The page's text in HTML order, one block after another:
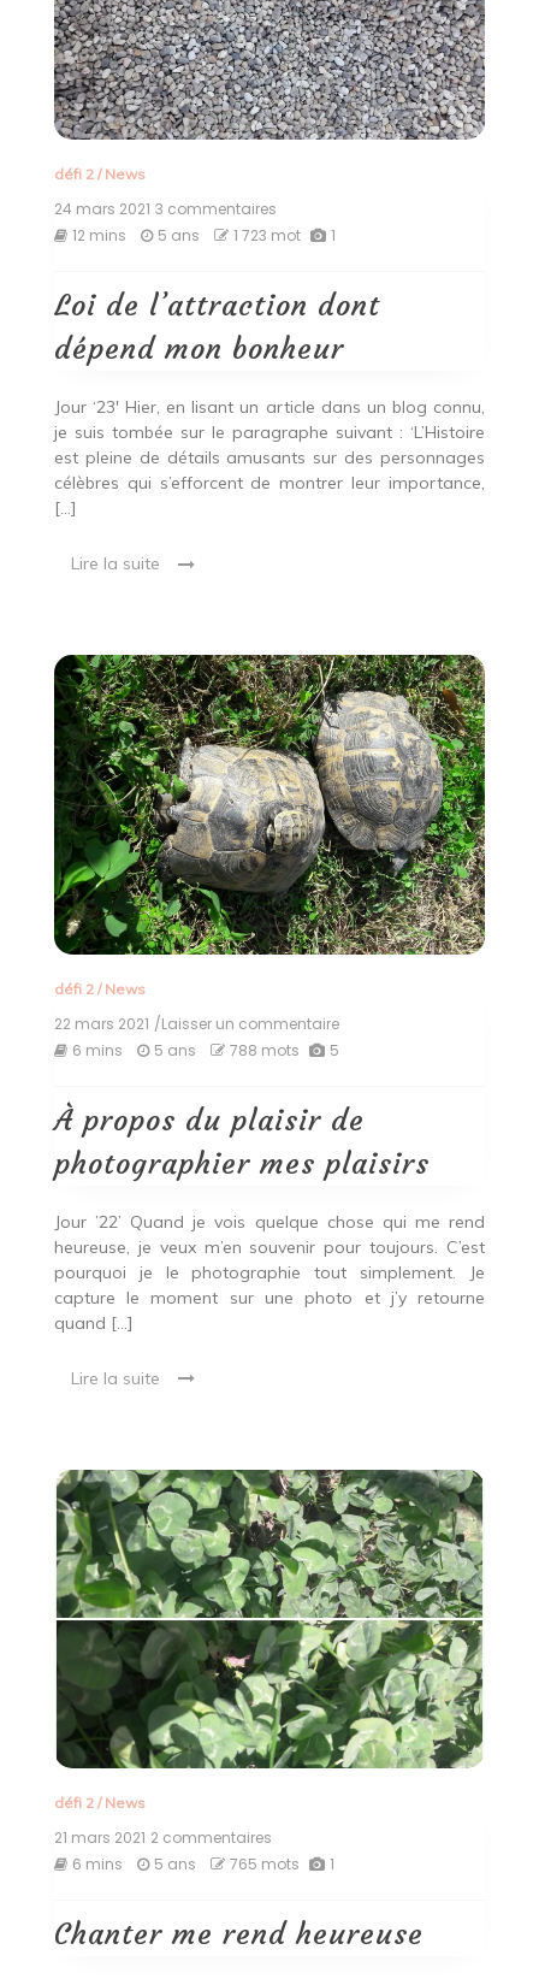
défi 2/ News
24 mars 2021 3 commentaires
Loi
dépend
mon
bonheur
12 mins 5 ans 1 723 mot 1
Loi de l’attraction dont
dépend mon bonheur
Jour ‘23′ Hier, en lisant un article dans un blog connu,
je suis tombée sur le paragraphe suivant : ‘L’Histoire
est pleine de détails amusants sur des personnages
célèbres qui s’efforcent de montrer leur importance,
[…]
Lire la suite
défi 2/ News
22 mars 2021 /Laisser un commentaireon
plaisir
de
photographier
mes
6 mins 5 ans 788 mots 5
À propos du plaisir de
photographier mes plaisirs
Jour ’22’ Quand je vois quelque chose qui me rend
heureuse, je veux m’en souvenir pour toujours. C’est
pourquoi je le photographie tout simplement. Je
capture le moment sur une photo et j’y retourne
quand […]
Lire la suite
défi 2/ News
21 mars 2021 2 commentaires
Chanter
heureuse
6 mins 5 ans 765 mots 1
Chanter me rend heureuse